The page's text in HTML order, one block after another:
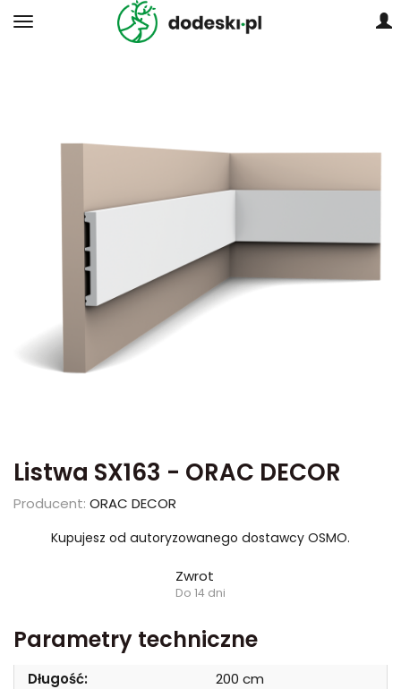
Listwa SX163 - ORAC DECOR
Producent: ORAC DECOR
Kupujesz od autoryzowanego dostawcy OSMO.
Zwrot
Do 14 dni
Parametry techniczne
Długość:
200 cm